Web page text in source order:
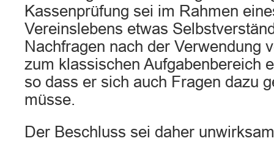
Kassenprüfung sei im Rahmen
Vereinslebens etwas
Nachfragen nach der Verwendung
zum klassischen Aufgabenbereich
so dass er sich auch Fragen dazu
müsse.
Der Beschluss sei daher